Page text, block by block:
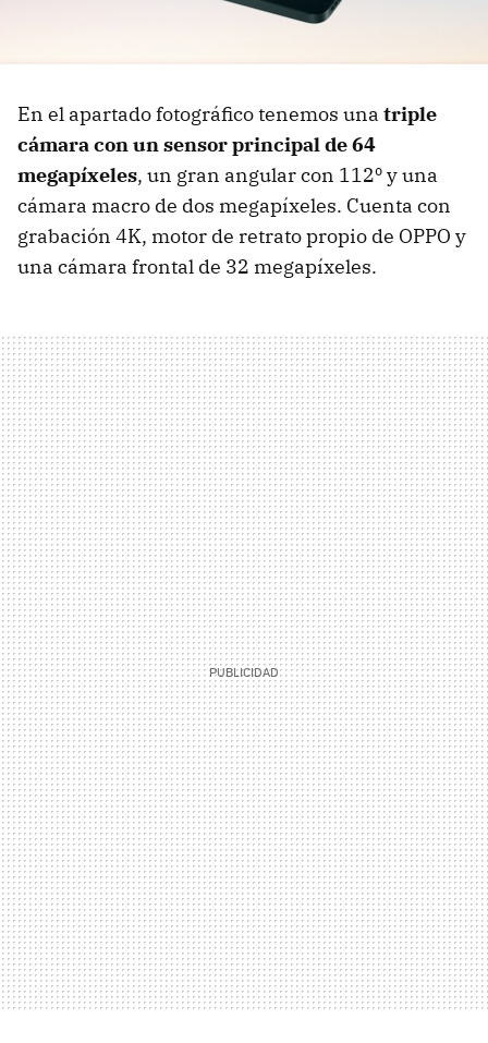
En el apartado fotográfico tenemos una triple
cámara con un sensor principal de 64
megapíxeles, un gran angular con 112º y una
cámara macro de dos megapíxeles. Cuenta con
grabación 4K, motor de retrato propio de OPPO y
una cámara frontal de 32 megapíxeles.